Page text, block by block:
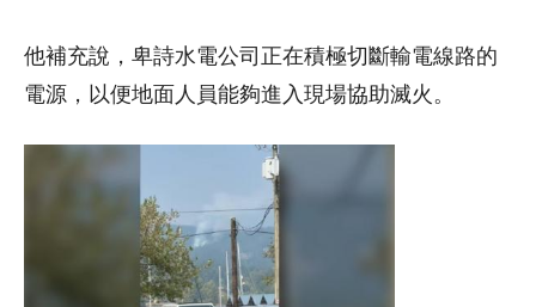
他補充說，卑詩水電公司正在積極切斷輸電線路的
電源，以便地面人員能夠進入現場協助滅火。